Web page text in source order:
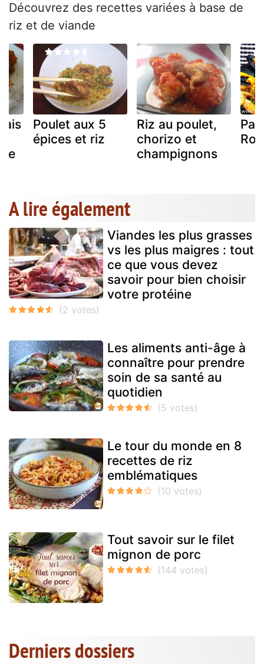
Découvrez des recettes variées à base de
riz et de viande
Poulet aux 5
épices et riz
Riz au poulet,
chorizo et
champignons
A lire également
Viandes les plus grasses
vs les plus maigres : tout
ce que vous devez
savoir pour bien choisir
votre protéine
Les aliments anti-âge à
connaître pour prendre
soin de sa santé au
quotidien
Le tour du monde en 8
recettes de riz
emblématiques
Tout savoir sur le filet
mignon de porc
Derniers dossiers